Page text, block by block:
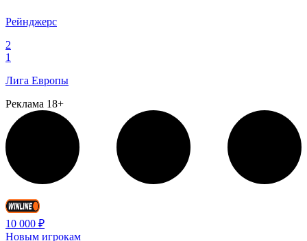
Рейнджерс
2
1
Лига Европы
Реклама 18+
10 000 ₽
Новым игрокам